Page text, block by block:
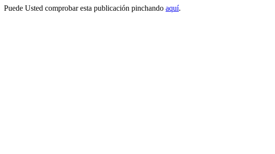
Puede Usted comprobar esta publicación pinchando aquí.